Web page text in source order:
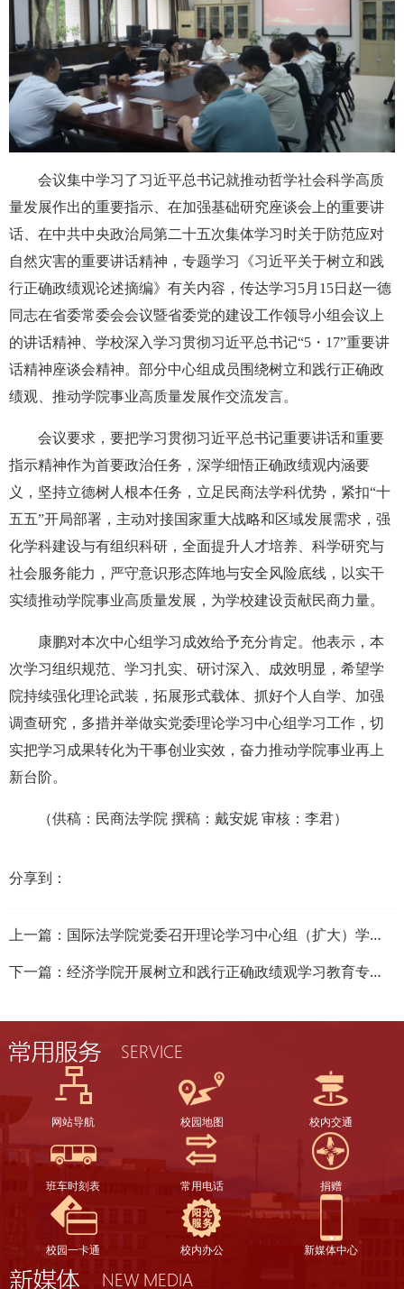
会议集中学习了习近平总书记就推动哲学社会科学高质
量发展作出的重要指示、在加强基础研究座谈会上的重要讲
话、在中共中央政治局第二十五次集体学习时关于防范应对
自然灾害的重要讲话精神，专题学习《习近平关于树立和践
行正确政绩观论述摘编》有关内容，传达学习5月15日赵一德
同志在省委常委会会议暨省委党的建设工作领导小组会议上
的讲话精神、学校深入学习贯彻习近平总书记“5・17”重要讲
话精神座谈会精神。部分中心组成员围绕树立和践行正确政
绩观、推动学院事业高质量发展作交流发言。
会议要求，要把学习贯彻习近平总书记重要讲话和重要
指示精神作为首要政治任务，深学细悟正确政绩观内涵要
义，坚持立德树人根本任务，立足民商法学科优势，紧扣“十
五五”开局部署，主动对接国家重大战略和区域发展需求，强
化学科建设与有组织科研，全面提升人才培养、科学研究与
社会服务能力，严守意识形态阵地与安全风险底线，以实干
实绩推动学院事业高质量发展，为学校建设贡献民商力量。
康鹏对本次中心组学习成效给予充分肯定。他表示，本
次学习组织规范、学习扎实、研讨深入、成效明显，希望学
院持续强化理论武装，拓展形式载体、抓好个人自学、加强
调查研究，多措并举做实党委理论学习中心组学习工作，切
实把学习成果转化为干事创业实效，奋力推动学院事业再上
新台阶。
（供稿：民商法学院 撰稿：戴安妮 审核：李君）
分享到：
上一篇： 国际法学院党委召开理论学习中心组（扩大）学习会议
下一篇： 经济学院开展树立和践行正确政绩观学习教育专题微党课
网站导航 校园地图 校内交通
班车时刻表 常用电话 捐赠
校园一卡通 校内办公 新媒体中心